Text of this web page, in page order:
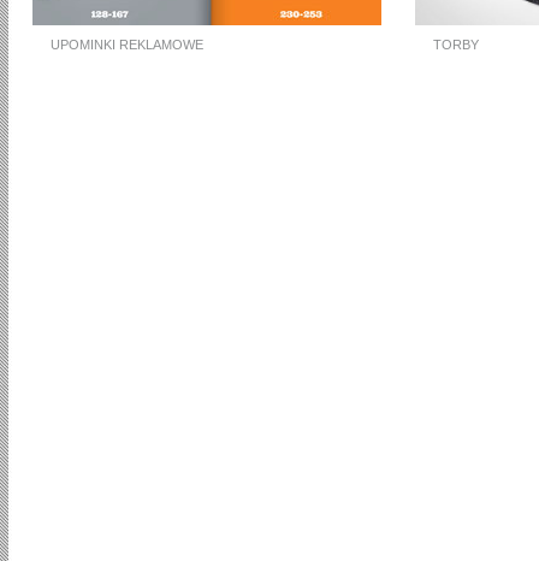
UPOMINKI REKLAMOWE TORBY